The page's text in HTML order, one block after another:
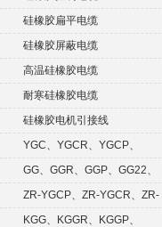
硅橡胶扁平电缆
硅橡胶屏蔽电缆
高温硅橡胶电缆
耐寒硅橡胶电缆
硅橡胶电机引接线
YGC、YGCR、YGCP、
YGCRP
GG、GGR、GGP、GG22、
GGRP
ZR-YGCP、ZR-YGCR、ZR-
YGCRP
KGG、KGGR、KGGP、